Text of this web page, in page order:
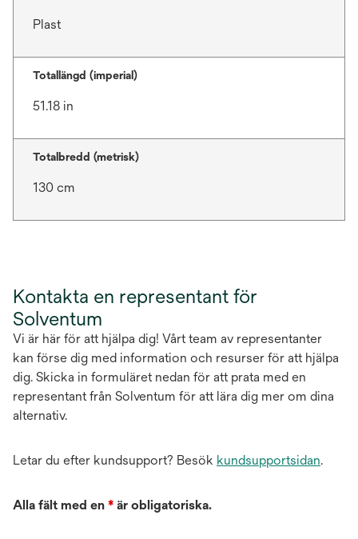
Plast
Totallängd (imperial)
51.18 in
Totalbredd (metrisk)
130 cm
Kontakta en representant för
Solventum
Vi är här för att hjälpa dig! Vårt team av representanter
kan förse dig med information och resurser för att hjälpa
dig. Skicka in formuläret nedan för att prata med en
representant från Solventum för att lära dig mer om dina
alternativ.
Letar du efter kundsupport? Besök kundsupportsidan.
Alla fält med en * är obligatoriska.